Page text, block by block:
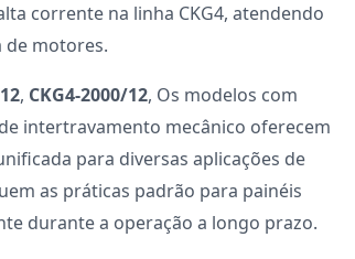
corrente na linha CKG4, atendendo
de motores.
, CKG4-2000/12, Os modelos com
intertravamento mecânico oferecem
para diversas aplicações de
as práticas padrão para painéis
durante a operação a longo prazo.